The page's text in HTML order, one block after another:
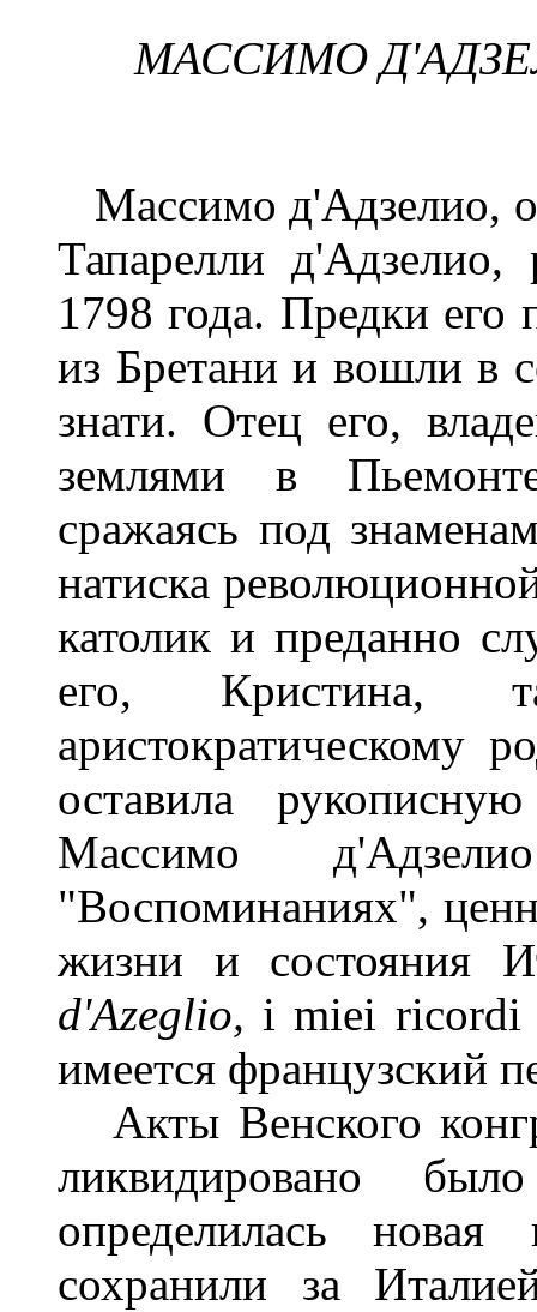
МАССИМО
Массимо д'Адзелио,
Тапарелли
1798 года. Предки его
из Бретани и вошли в
знати. Отец его,
землями в
сражаясь под
натиска
католик и преданно
его, Кристина,
аристократическому
оставила
Массимо
"Воспоминаниях",
жизни и состояния
d'Azeglio, i miei ricordi
имеется французский
Акты Венского
ликвидировано
определилась новая
сохранили за